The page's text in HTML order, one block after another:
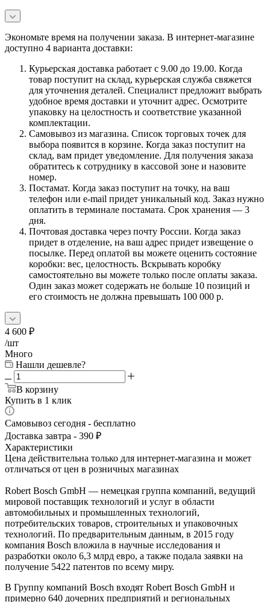
Экономьте время на получении заказа. В интернет-магазине
доступно 4 варианта доставки:
Курьерская доставка работает с 9.00 до 19.00. Когда
товар поступит на склад, курьерская служба свяжется
для уточнения деталей. Специалист предложит выбрать
удобное время доставки и уточнит адрес. Осмотрите
упаковку на целостность и соответствие указанной
комплектации.
Самовывоз из магазина. Список торговых точек для
выбора появится в корзине. Когда заказ поступит на
склад, вам придет уведомление. Для получения заказа
обратитесь к сотруднику в кассовой зоне и назовите
номер.
Постамат. Когда заказ поступит на точку, на ваш
телефон или e-mail придет уникальный код. Заказ нужно
оплатить в терминале постамата. Срок хранения — 3
дня.
Почтовая доставка через почту России. Когда заказ
придет в отделение, на ваш адрес придет извещение о
посылке. Перед оплатой вы можете оценить состояние
коробки: вес, целостность. Вскрывать коробку
самостоятельно вы можете только после оплаты заказа.
Один заказ может содержать не больше 10 позиций и
его стоимость не должна превышать 100 000 р.
4 600 ₽
/шт
Много
Нашли дешевле?
В корзину
Купить в 1 клик
Самовывоз сегодня - бесплатно
Доставка завтра - 390 ₽
Характеристики
Цена действительна только для интернет-магазина и может
отличаться от цен в розничных магазинах
Robert Bosch GmbH — немецкая группа компаний, ведущий
мировой поставщик технологий и услуг в области
автомобильных и промышленных технологий,
потребительских товаров, строительных и упаковочных
технологий. По предварительным данным, в 2015 году
компания Bosch вложила в научные исследования и
разработки около 6,3 млрд евро, а также подала заявки на
получение 5422 патентов по всему миру.
В Группу компаний Bosch входят Robert Bosch GmbH и
примерно 640 дочерних предприятий и региональных